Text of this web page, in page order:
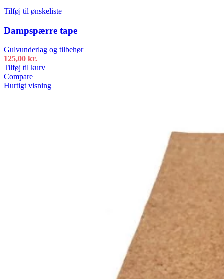
Tilføj til ønskeliste
Dampspærre tape
Gulvunderlag og tilbehør
125,00 kr.
Tilføj til kurv
Compare
Hurtigt visning